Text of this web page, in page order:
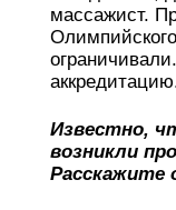
массажист.
Известно,
возникли
Расскажите